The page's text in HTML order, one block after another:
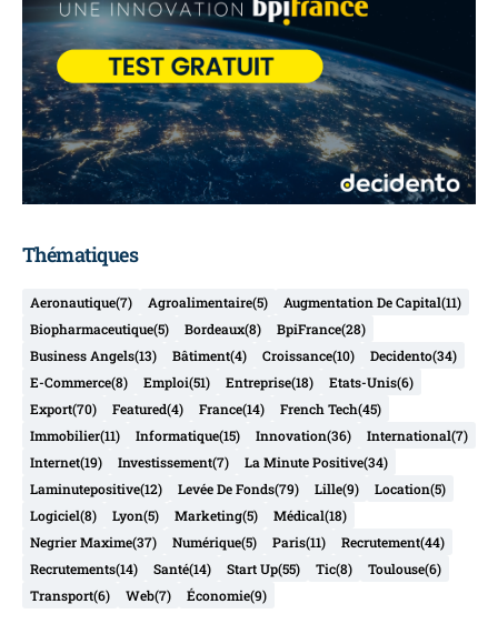
Thématiques
Aeronautique(7) Agroalimentaire(5) Augmentation De Capital(11)
Biopharmaceutique(5) Bordeaux(8) BpiFrance(28)
Business Angels(13) Bâtiment(4) Croissance(10) Decidento(34)
E-Commerce(8) Emploi(51) Entreprise(18) Etats-Unis(6)
Export(70) Featured(4) France(14) French Tech(45)
Immobilier(11) Informatique(15) Innovation(36) International(7)
Internet(19) Investissement(7) La Minute Positive(34)
Laminutepositive(12) Levée De Fonds(79) Lille(9) Location(5)
Logiciel(8) Lyon(5) Marketing(5) Médical(18)
Negrier Maxime(37) Numérique(5) Paris(11) Recrutement(44)
Recrutements(14) Santé(14) Start Up(55) Tic(8) Toulouse(6)
Transport(6) Web(7) Économie(9)